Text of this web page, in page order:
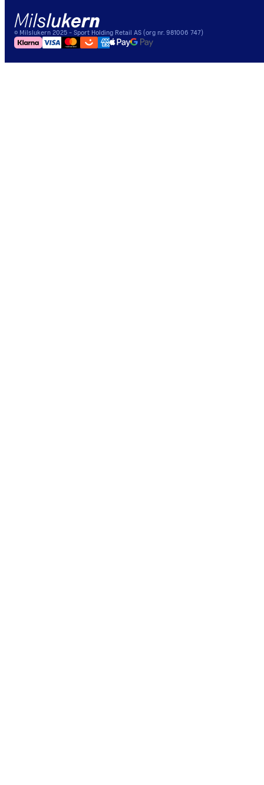
© Milslukern 2025 - Sport Holding Retail AS (org nr. 981006 747)